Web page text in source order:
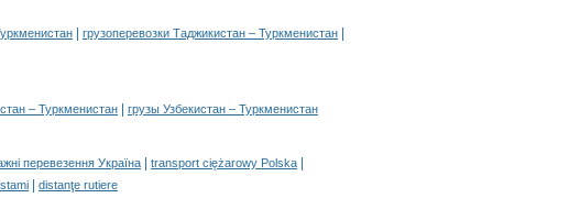
грузоперевозки Таджикистан – Туркменистан
– Туркменистан грузы Узбекистан – Туркменистан
перевезення Україна transport ciężarowy Polska
distanţe rutiere